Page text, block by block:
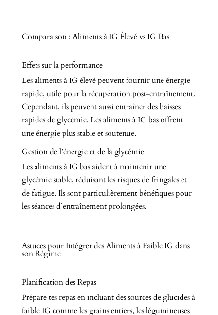
Comparaison : Aliments à IG Élevé vs IG Bas
Effets sur la performance
Les aliments à IG élevé peuvent fournir une énergie
rapide, utile pour la récupération post-entraînement.
Cependant, ils peuvent aussi entraîner des baisses
rapides de glycémie. Les aliments à IG bas offrent
une énergie plus stable et soutenue.
Gestion de l’énergie et de la glycémie
Les aliments à IG bas aident à maintenir une
glycémie stable, réduisant les risques de fringales et
de fatigue. Ils sont particulièrement bénéfiques pour
les séances d’entraînement prolongées.
Astuces pour Intégrer des Aliments à Faible IG dans
son Régime
Planification des Repas
Prépare tes repas en incluant des sources de glucides à
faible IG comme les grains entiers, les légumineuses